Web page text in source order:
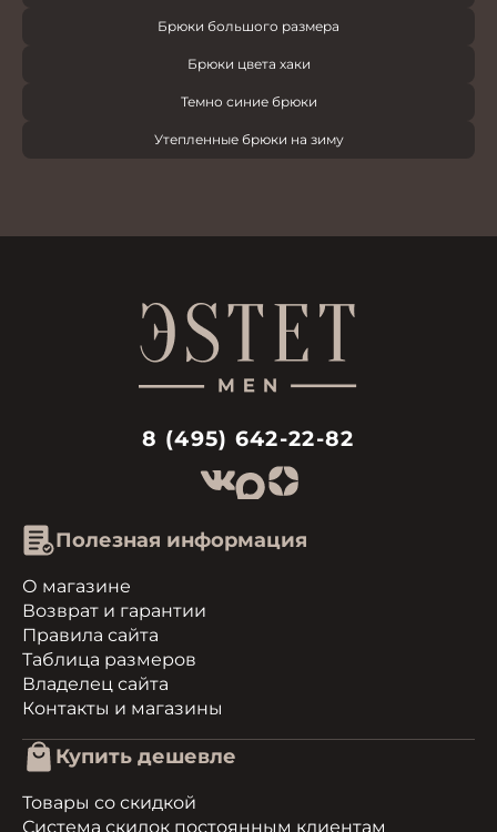
Брюки большого размера
Брюки цвета хаки
Темно синие брюки
Утепленные брюки на зиму
8 (495) 642-22-82
Полезная информация
О магазине
Возврат и гарантии
Правила сайта
Таблица размеров
Владелец сайта
Контакты и магазины
Купить дешевле
Товары со скидкой
Система скидок постоянным клиентам